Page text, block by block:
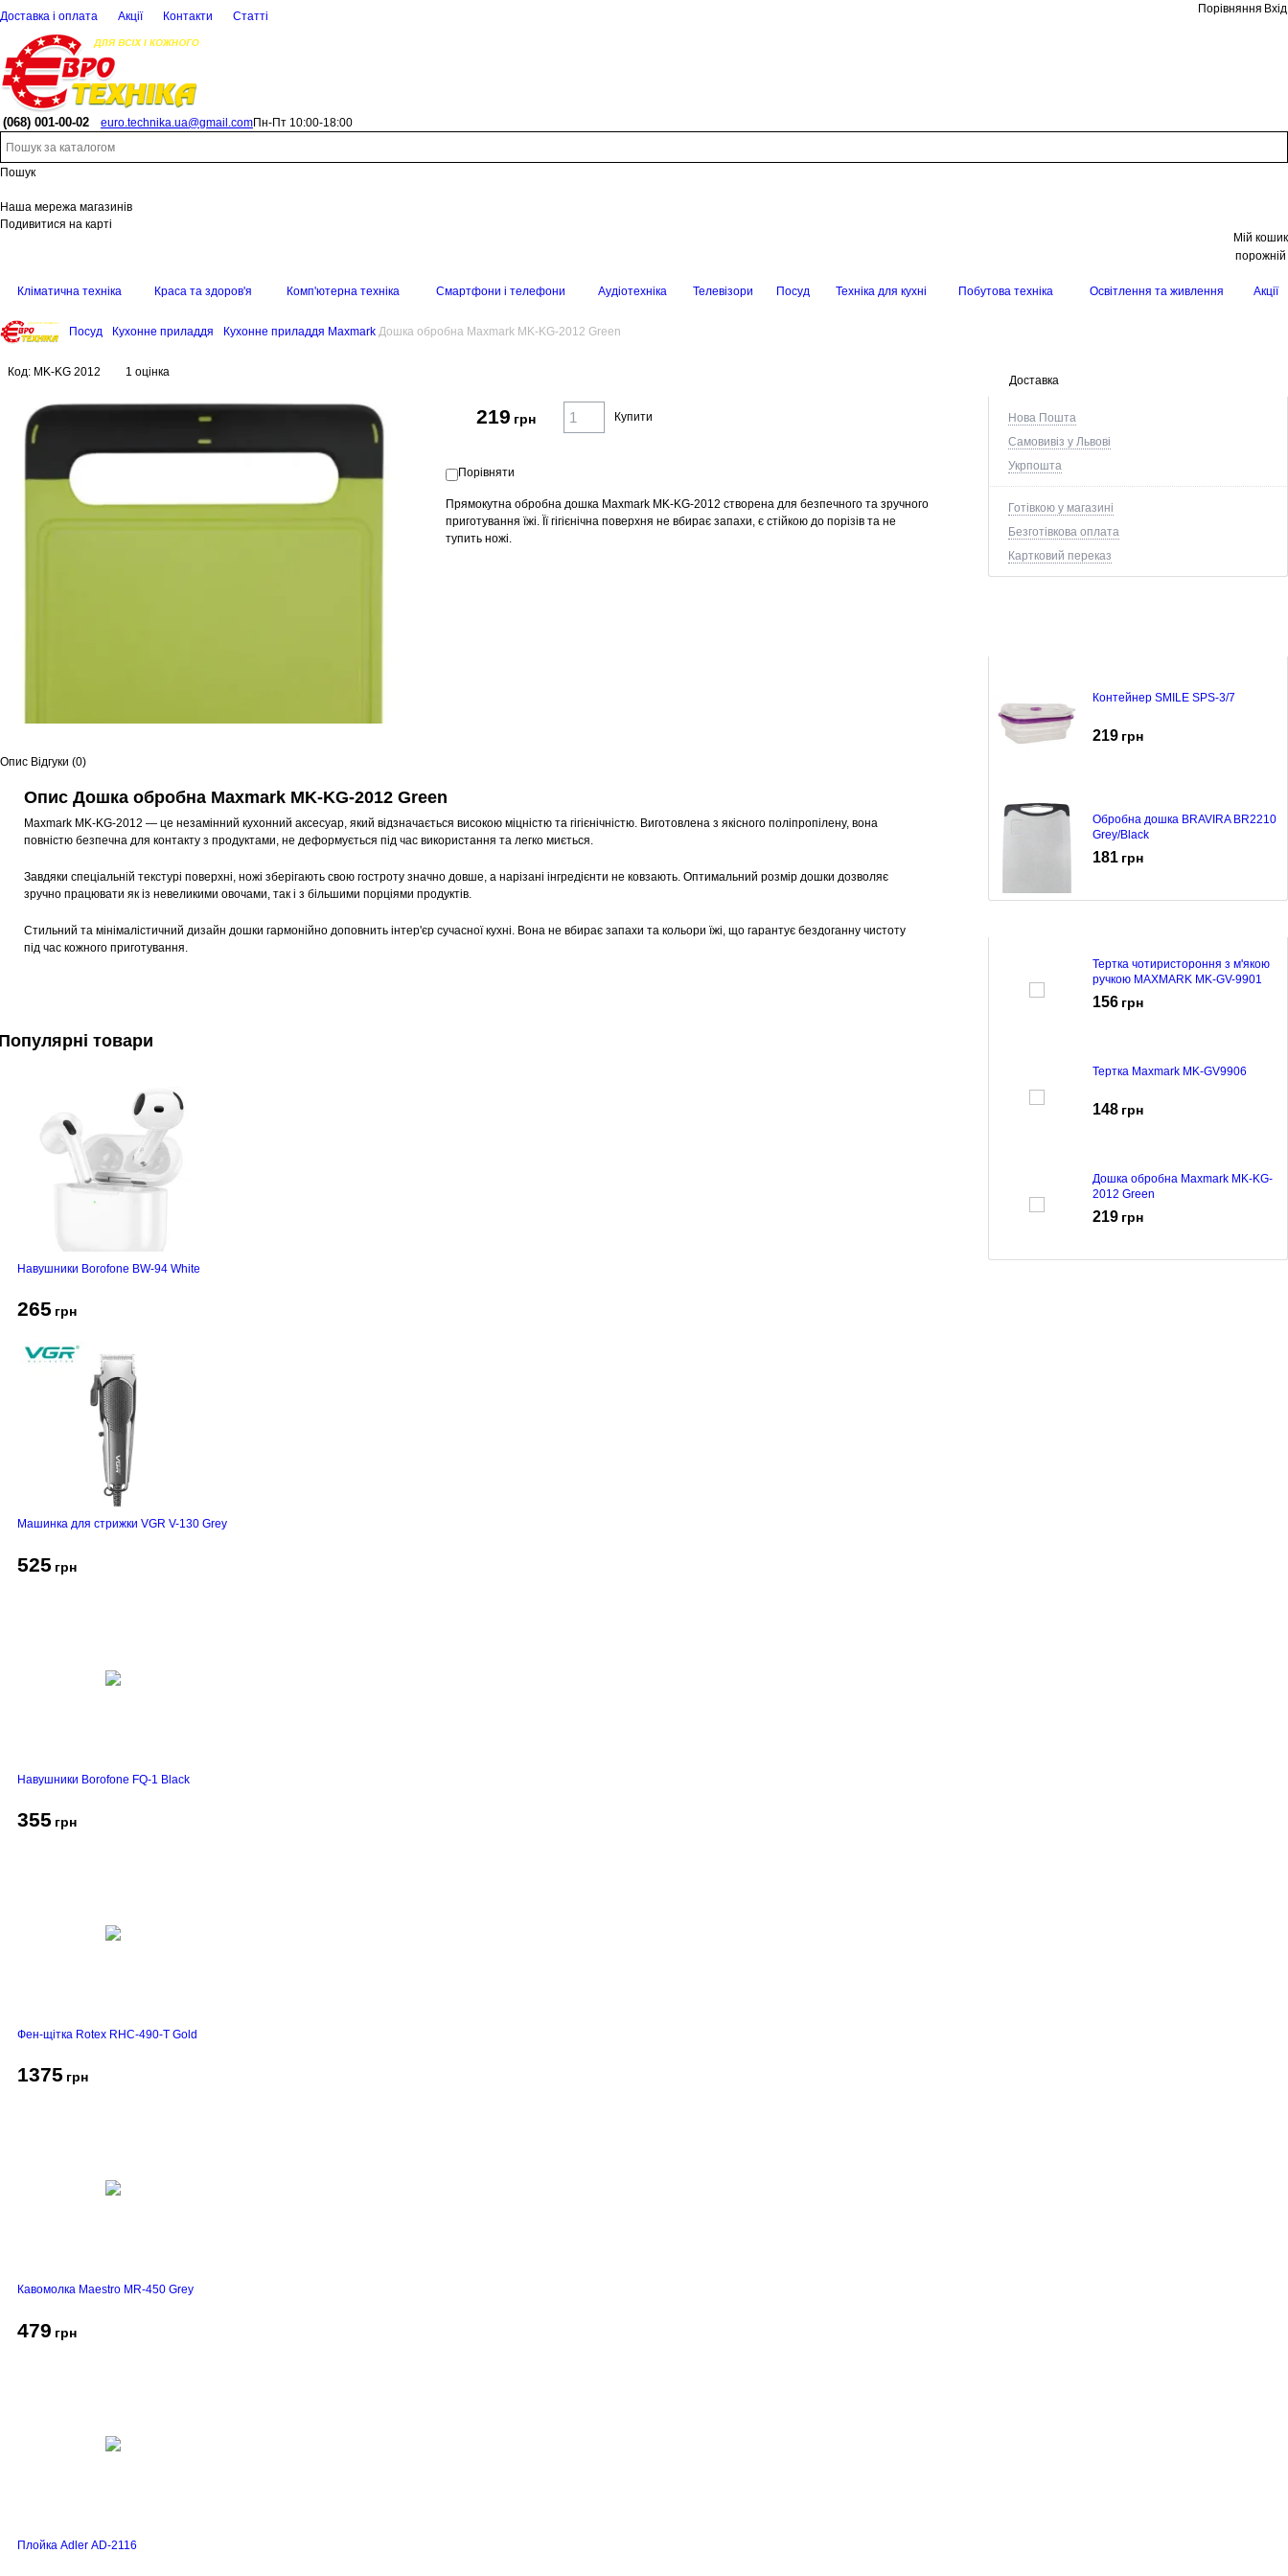
Доставка і оплата Акції Контакти Статті
Порівняння Вхід
(068) 001-00-02 euro.technika.ua@gmail.comПн-Пт 10:00-18:00
Пошук
Наша мережа магазинів
Подивитися на карті
Мій кошик
порожній
Кліматична техніка Краса та здоров'я Комп'ютерна техніка Смартфони і телефони Аудіотехніка Телевізори Посуд Техніка для кухні Побутова техніка Освітлення та живлення Акції
Посуд Кухонне приладдя Кухонне приладдя Maxmark Дошка обробна Maxmark MK-KG-2012 Green
Доставка
Нова Пошта
Самовивіз у Львові
Укрпошта
Готівкою у магазині
Безготівкова оплата
Картковий переказ
Контейнер SMILE SPS-3/7
219 грн
Обробна дошка BRAVIRA BR2210
Grey/Black
181 грн
Тертка чотиристороння з м'якою
ручкою MAXMARK MK-GV-9901
156 грн
Тертка Maxmark MK-GV9906
148 грн
Дошка обробна Maxmark MK-KG-
2012 Green
219 грн
Код: MK-KG 2012 1 оцінка
219 грн Купити
Порівняти
Прямокутна обробна дошка Maxmark MK-KG-2012 створена для безпечного та зручного
приготування їжі. Її гігієнічна поверхня не вбирає запахи, є стійкою до порізів та не
тупить ножі.
Опис Відгуки (0)
Опис Дошка обробна Maxmark MK-KG-2012 Green
Maxmark MK-KG-2012 — це незамінний кухонний аксесуар, який відзначається високою міцністю та гігієнічністю. Виготовлена з якісного поліпропілену, вона
повністю безпечна для контакту з продуктами, не деформується під час використання та легко миється.
Завдяки спеціальній текстурі поверхні, ножі зберігають свою гостроту значно довше, а нарізані інгредієнти не ковзають. Оптимальний розмір дошки дозволяє
зручно працювати як із невеликими овочами, так і з більшими порціями продуктів.
Стильний та мінімалістичний дизайн дошки гармонійно доповнить інтер'єр сучасної кухні. Вона не вбирає запахи та кольори їжі, що гарантує бездоганну чистоту
під час кожного приготування.
товари
Навушники Borofone BW-94 White
265 грн
Машинка для стрижки VGR V-130 Grey
525 грн
Навушники Borofone FQ-1 Black
355 грн
Фен-щітка Rotex RHC-490-T Gold
1375 грн
Кавомолка Maestro MR-450 Grey
479 грн
Плойка Adler AD-2116